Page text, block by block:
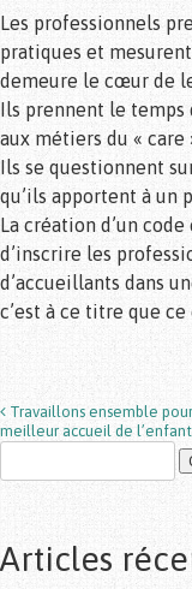
Les professionnels
pratiques et
demeure le cœur de
Ils prennent le temps
aux métiers du « care
Ils se questionnent
qu’ils apportent à un
La création d’un
d’inscrire les
d’accueillants dans
c’est à ce titre que
Post
Travaillons ensemble
meilleur accueil de l’enfant
Articles